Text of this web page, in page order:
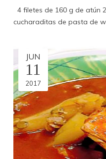
4 filetes de 160 g de atún
cucharaditas de pasta de
JUN
11
2017